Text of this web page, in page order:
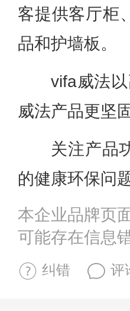
客提供客厅柜
品和护墙板。
vifa威法
威法产品更坚
关注产品
的健康环保问
本企业品牌页
可能存在信息
纠错 评